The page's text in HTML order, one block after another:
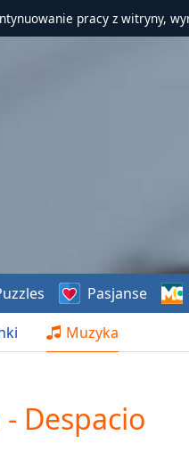
pracy z witryny,
Muzyka
Pasjanse
Despacio